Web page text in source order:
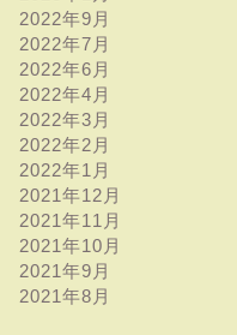
2022年9月
2022年7月
2022年6月
2022年4月
2022年3月
2022年2月
2022年1月
2021年12月
2021年11月
2021年10月
2021年9月
2021年8月